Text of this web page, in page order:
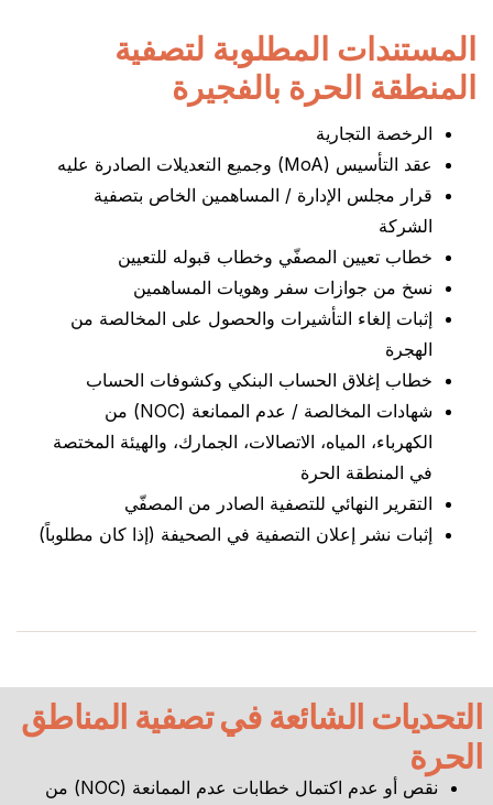
المستندات المطلوبة لتصفية
المنطقة الحرة بالفجيرة
الرخصة التجارية
عقد التأسيس (MoA) وجميع التعديلات الصادرة عليه
قرار مجلس الإدارة / المساهمين الخاص بتصفية
الشركة
خطاب تعيين المصفّي وخطاب قبوله للتعيين
نسخ من جوازات سفر وهويات المساهمين
إثبات إلغاء التأشيرات والحصول على المخالصة من
الهجرة
خطاب إغلاق الحساب البنكي وكشوفات الحساب
شهادات المخالصة / عدم الممانعة (NOC) من
الكهرباء، المياه، الاتصالات، الجمارك، والهيئة المختصة
في المنطقة الحرة
التقرير النهائي للتصفية الصادر من المصفّي
إثبات نشر إعلان التصفية في الصحيفة (إذا كان مطلوباً)
التحديات الشائعة في تصفية المناطق
الحرة
نقص أو عدم اكتمال خطابات عدم الممانعة (NOC) من